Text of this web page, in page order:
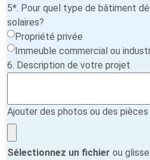
5*. Pour quel type de bâtiment
solaires?
Propriété privée
Immeuble commercial ou
6. Description de votre projet
Ajouter des photos ou des
Sélectionnez un fichier ou